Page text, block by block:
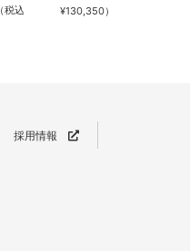
（税込
¥130,350）
採用情報